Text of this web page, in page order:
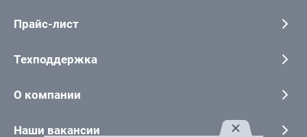
Прайс-лист
Техподдержка
О компании
Наши вакансии